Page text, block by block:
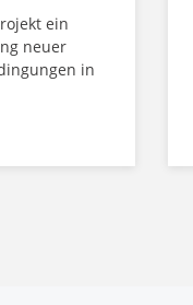
ein
neuer
in